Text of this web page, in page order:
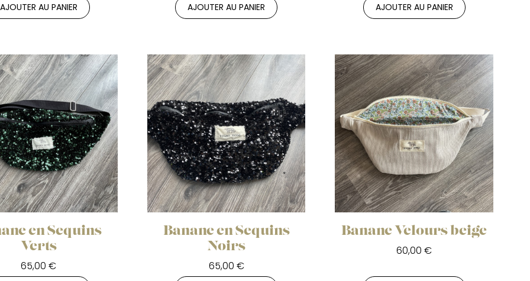
AJOUTER AU PANIER AJOUTER AU PANIER AJOUTER AU PANIER
en Sequins
Verts
65,00 €
Banane en Sequins
Noirs
65,00 €
Banane Velours beige
60,00 €